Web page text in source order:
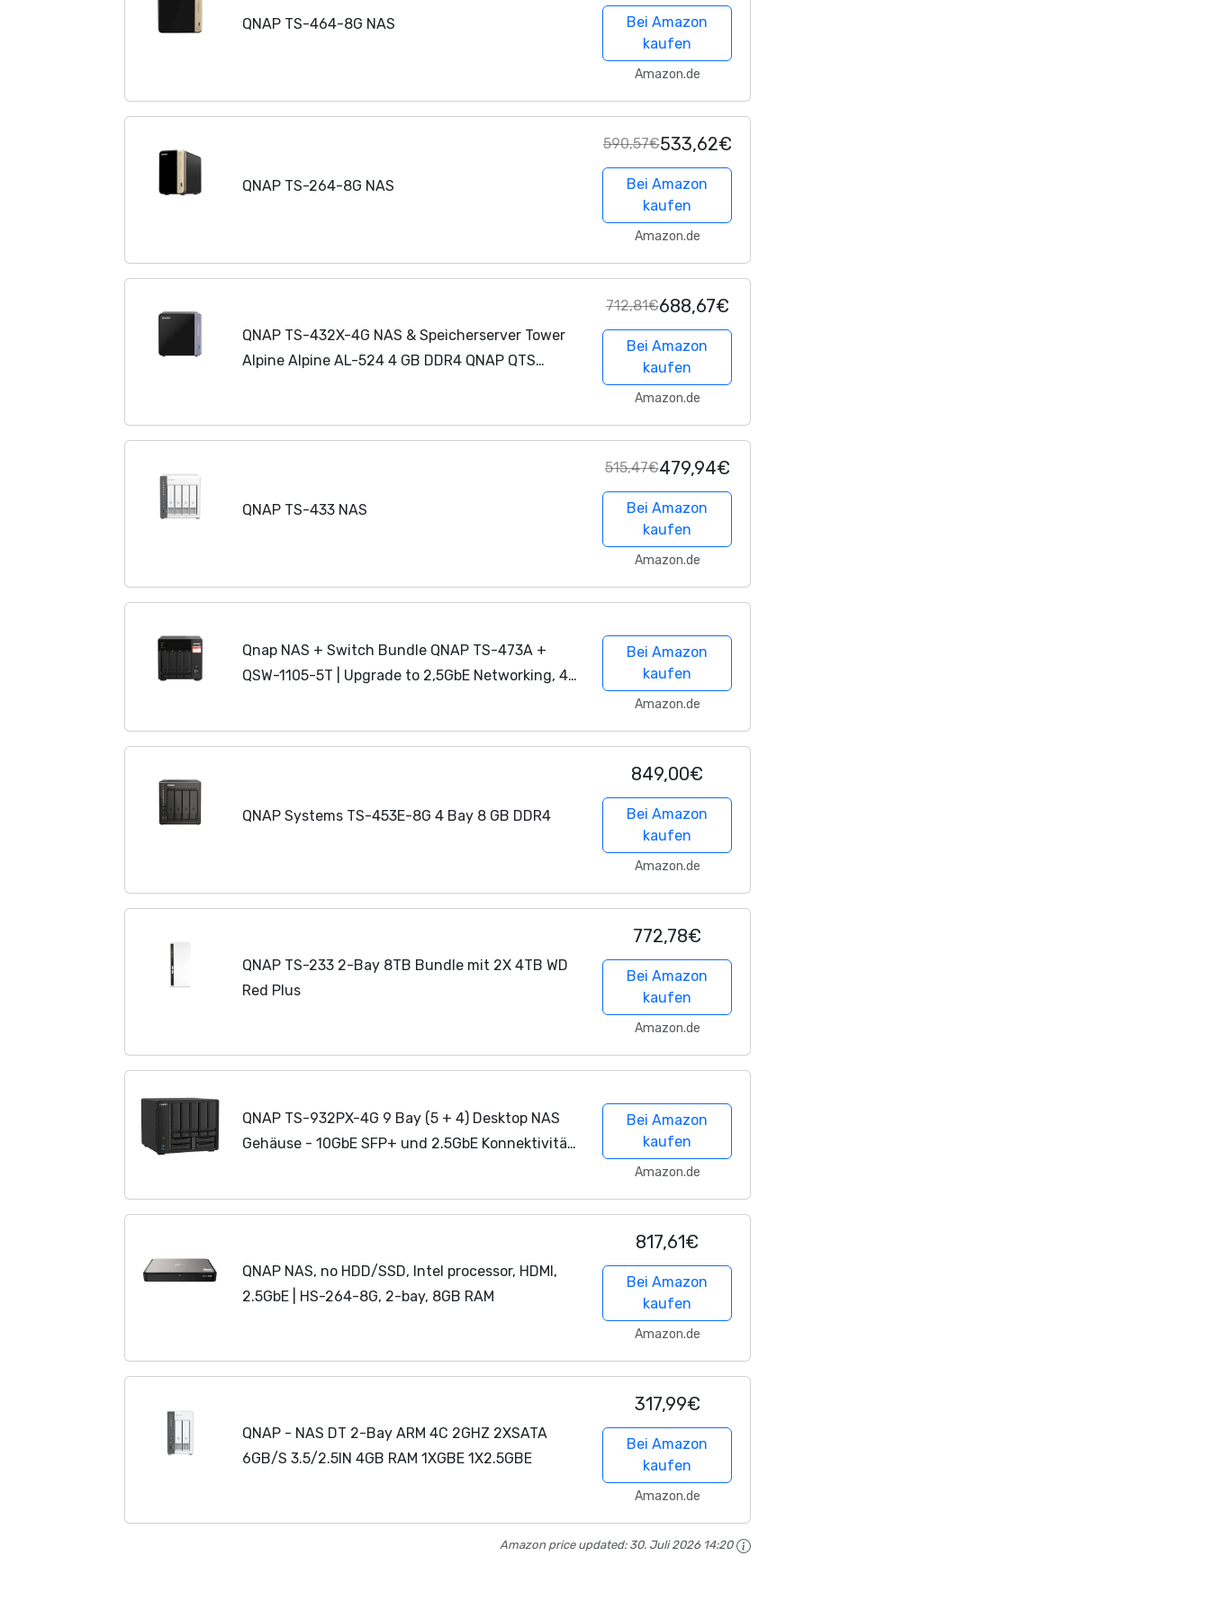
QNAP TS-464-8G NAS
Bei Amazon
kaufen
Amazon.de
QNAP TS-264-8G NAS
590,57€533,62€
Bei Amazon
kaufen
Amazon.de
QNAP TS-432X-4G NAS & Speicherserver Tower
Alpine Alpine AL-524 4 GB DDR4 QNAP QTS
712,81€688,67€
Bei Amazon
kaufen
Amazon.de
QNAP TS-433 NAS
515,47€479,94€
Bei Amazon
kaufen
Amazon.de
Qnap NAS + Switch Bundle QNAP TS-473A +
QSW-1105-5T | Upgrade to 2,5GbE Networking, 4-
Bei Amazon
kaufen
Amazon.de
QNAP Systems TS-453E-8G 4 Bay 8 GB DDR4
849,00€
Bei Amazon
kaufen
Amazon.de
QNAP TS-233 2-Bay 8TB Bundle mit 2X 4TB WD
Red Plus
772,78€
Bei Amazon
kaufen
Amazon.de
QNAP TS-932PX-4G 9 Bay (5 + 4) Desktop NAS
Gehäuse - 10GbE SFP+ und 2.5GbE Konnektivität
Bei Amazon
kaufen
Amazon.de
QNAP NAS, no HDD/SSD, Intel processor, HDMI,
2.5GbE | HS-264-8G, 2-bay, 8GB RAM
817,61€
Bei Amazon
kaufen
Amazon.de
QNAP - NAS DT 2-Bay ARM 4C 2GHZ 2XSATA
6GB/S 3.5/2.5IN 4GB RAM 1XGBE 1X2.5GBE
317,99€
Bei Amazon
kaufen
Amazon.de
Amazon price updated: 30. Juli 2026 14:20